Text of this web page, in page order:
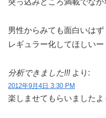
突っ込みどころ満載でな
男性からみても面白いはず
レギュラー化してほしいー
分析できました!!! より:
2012年9月4日 3:30 PM
楽しませてもらいましたよ